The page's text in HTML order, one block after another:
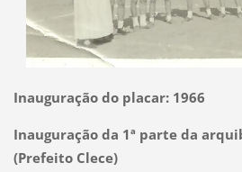
Inauguração do placar: 1966
Inauguração da 1ª parte da
(Prefeito Clece)